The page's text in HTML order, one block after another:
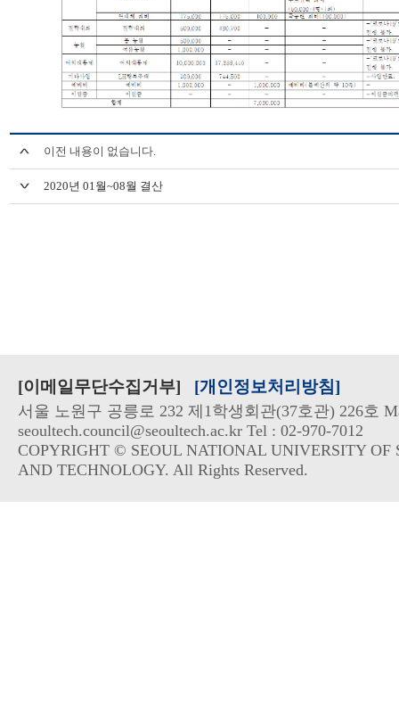
이전 내용이 없습니다.
2020년 01월~08월 결산
[이메일무단수집거부] [개인정보처리방침]
서울 노원구 공릉로 232 제1학생회관(37호관) 226호
seoultech.council@seoultech.ac.kr Tel : 02-970-7012
COPYRIGHT © SEOUL NATIONAL UNIVERSITY OF
AND TECHNOLOGY. All Rights Reserved.